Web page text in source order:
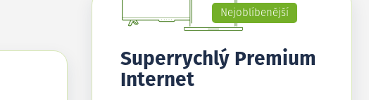
Nejoblíbenější
Superrychlý Premium
Internet